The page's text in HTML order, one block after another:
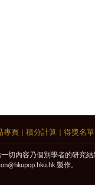
專頁 積分計算 得獎名單
切內容乃個別學者的研究
製作。